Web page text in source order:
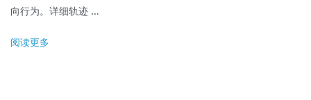
向行为。详细轨迹 …
阅读更多